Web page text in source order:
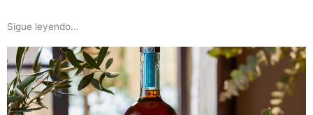
Sigue leyendo...